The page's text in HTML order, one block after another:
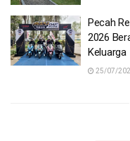
Pecah
2026
Keluarga
25/07/